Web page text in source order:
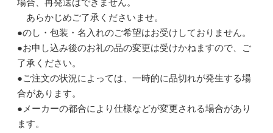
場合、再発送はできません。
あらかじめご了承くださいませ。
●のし・包装・名入れのご希望はお受けしておりません。
●お申し込み後のお礼の品の変更は受けかねますので、ご
了承ください。
●ご注文の状況によっては、一時的に品切れが発生する場
合があります。
●メーカーの都合により仕様などが変更される場合があり
ます。